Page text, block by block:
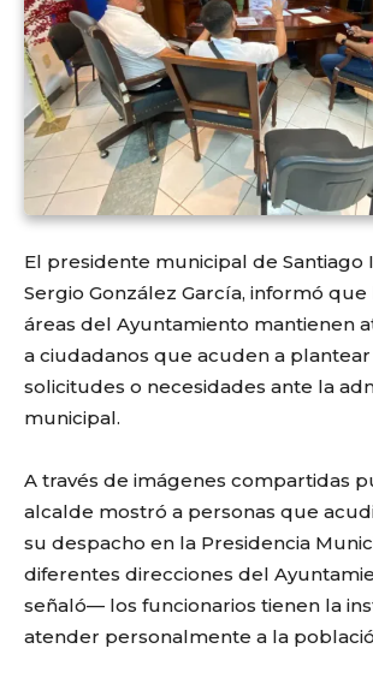
El presidente municipal de Santiago
Sergio González García, informó que
áreas del Ayuntamiento mantienen
a ciudadanos que acuden a
solicitudes o necesidades ante la
municipal.
A través de imágenes compartidas
alcalde mostró a personas que
su despacho en la Presidencia
diferentes direcciones del
señaló— los funcionarios tienen la
atender personalmente a la